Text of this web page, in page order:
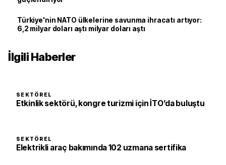
Türkiye'nin NATO ülkelerine savunma ihracatı artıyor:
6,2 milyar doları aştı milyar doları aştı
İlgili Haberler
SEKTÖREL
Etkinlik sektörü, kongre turizmi için İTO’da buluştu
SEKTÖREL
Elektrikli araç bakımında 102 uzmana sertifika